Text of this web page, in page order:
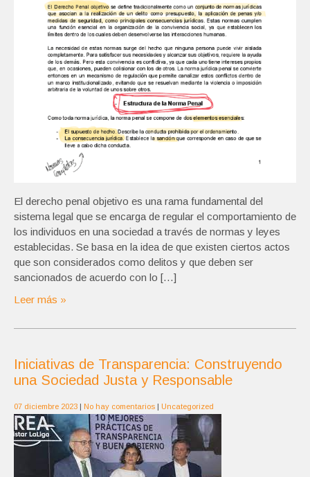
El derecho penal objetivo es una rama fundamental del
sistema legal que se encarga de regular el comportamiento de
los individuos en una sociedad a través de normas y leyes
establecidas. Se basa en la idea de que existen ciertos actos
que son considerados como delitos y que deben ser
sancionados de acuerdo con lo […]
Leer más »
Iniciativas de Transparencia: Construyendo
una Sociedad Justa y Responsable
07 diciembre 2023 | No hay comentarios | Uncategorized